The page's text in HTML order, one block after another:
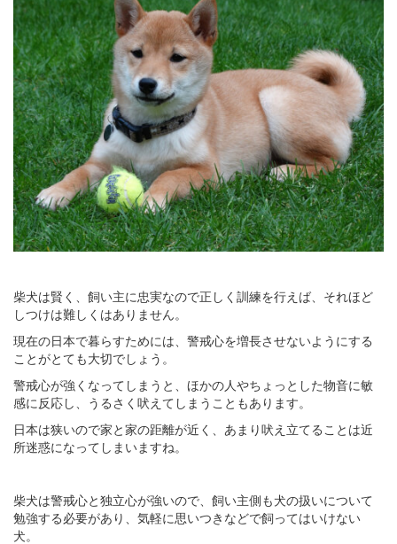
柴犬は賢く、飼い主に忠実なので正しく訓練を行えば、それほど
しつけは難しくはありません。
現在の日本で暮らすためには、警戒心を増長させないようにする
ことがとても大切でしょう。
警戒心が強くなってしまうと、ほかの人やちょっとした物音に敏
感に反応し、うるさく吠えてしまうこともあります。
日本は狭いので家と家の距離が近く、あまり吠え立てることは近
所迷惑になってしまいますね。
柴犬は警戒心と独立心が強いので、飼い主側も犬の扱いについて
勉強する必要があり、気軽に思いつきなどで飼ってはいけない
犬。